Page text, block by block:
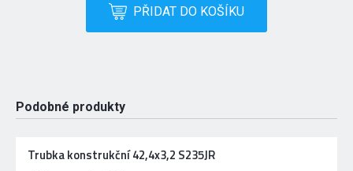
PŘIDAT DO KOŠÍKU
Podobné produkty
Trubka konstrukční 42,4x3,2 S235JR